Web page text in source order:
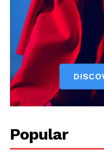
Popular